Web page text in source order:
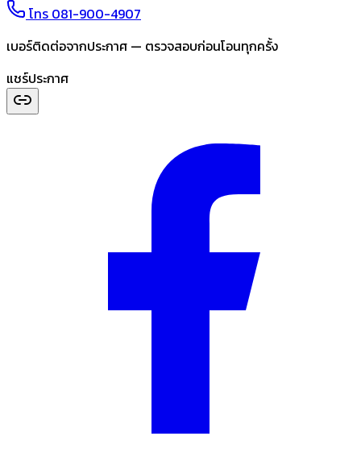
โทร 081-900-4907
เบอร์ติดต่อจากประกาศ — ตรวจสอบก่อนโอนทุกครั้ง
แชร์ประกาศ